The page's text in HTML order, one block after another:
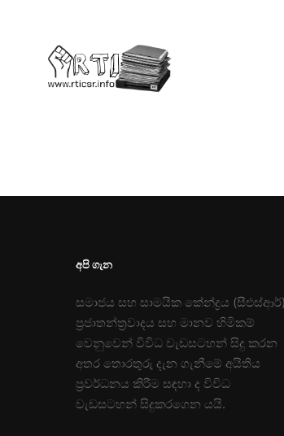
අපි ගැන
සමාජය සහ සාමයික කේන්ද්‍රය (සීඑස්ආර්)
ප්‍රජාතන්ත්‍රවාදය සහ මානව හිමිකම්
වෙනුවෙන් විවිධ වැඩසටහන් සිදු කරන
අතර තොරතුරු දැන ගැනීමේ අයිතිය
ප්‍රවර්ධනය කිරීම සඳහා ද විවිධ
වැඩසටහන් සිදුකරගෙන යයි.